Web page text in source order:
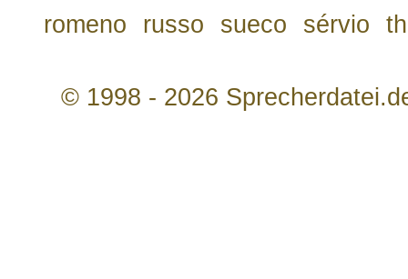
romeno
russo sueco sérvio th
© 1998 - 2026